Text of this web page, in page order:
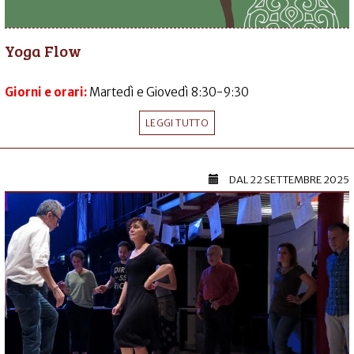
Yoga Flow
Giorni e orari: Martedì e Giovedì 8:30-9:30
LEGGI TUTTO
DAL22 SETTEMBRE 2025